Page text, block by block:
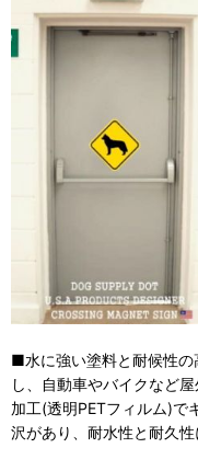
■水に強い塗料と耐候性の
し、自動車やバイクなど
加工(透明PETフィルム)で
沢があり、耐水性と耐久性